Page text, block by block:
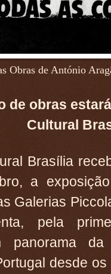
Obras de António
de obras
Cultural
Brasília
a
Galerias
pela
panorama da
desde